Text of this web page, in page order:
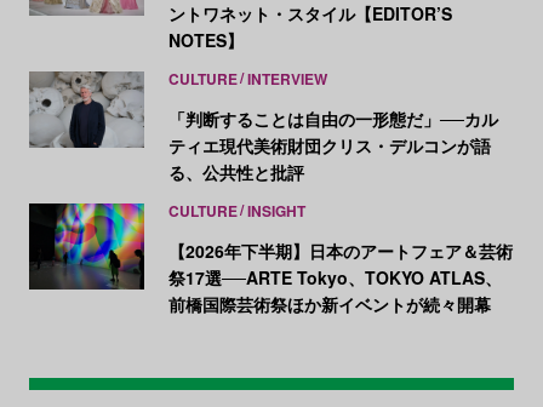
ントワネット・スタイル【EDITOR’S
NOTES】
CULTURE INTERVIEW
「判断することは自由の一形態だ」──カル
ティエ現代美術財団クリス・デルコンが語
る、公共性と批評
CULTURE INSIGHT
【2026年下半期】日本のアートフェア＆芸術
祭17選──ARTE Tokyo、TOKYO ATLAS、
前橋国際芸術祭ほか新イベントが続々開幕